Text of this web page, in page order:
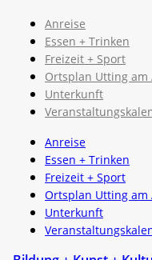
Anreise
Essen + Trinken
Freizeit + Sport
Ortsplan Utting am
Unterkunft
Anreise
Essen + Trinken
Freizeit + Sport
Ortsplan Utting am
Unterkunft